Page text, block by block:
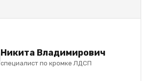
Никита Владимирович
специалист по кромке ЛДСП